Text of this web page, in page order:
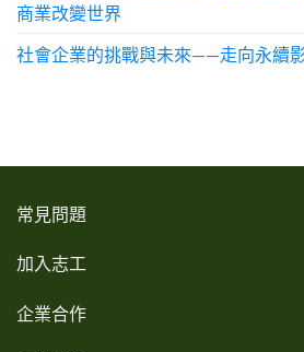
商業改變世界
社會企業的挑戰與未來——走向永續
常見問題
加入志工
企業合作